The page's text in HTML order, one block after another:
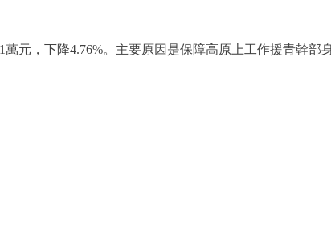
元，下降4.76%。主要原因是保障高原上工作援青幹部